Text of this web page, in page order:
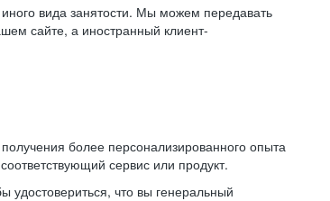
вида занятости. Мы можем передавать
сайте, а иностранный клиент-
более персонализированного опыта
сервис или продукт.
что вы генеральный